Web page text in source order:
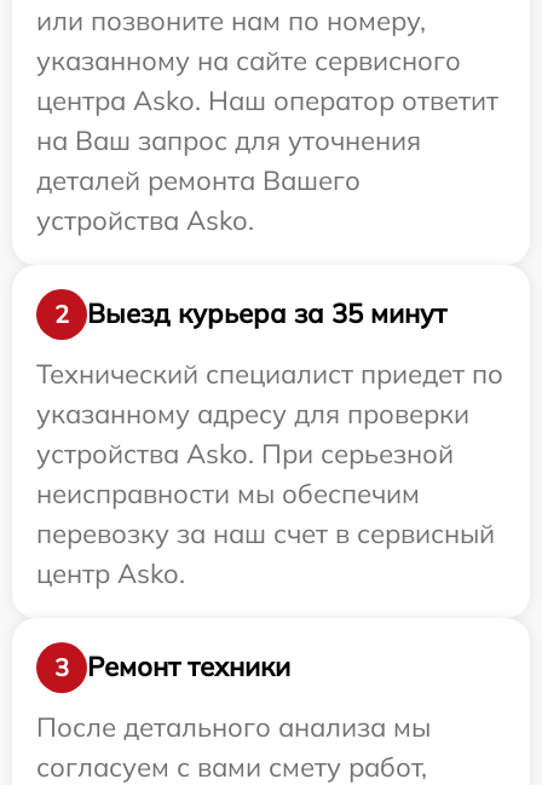
или позвоните нам по номеру,
указанному на сайте сервисного
центра Asko. Наш оператор ответит
на Ваш запрос для уточнения
деталей ремонта Вашего
устройства Asko.
2
Выезд курьера за 35 минут
Технический специалист приедет по
указанному адресу для проверки
устройства Asko. При серьезной
неисправности мы обеспечим
перевозку за наш счет в сервисный
центр Asko.
3
Ремонт техники
После детального анализа мы
согласуем с вами смету работ,